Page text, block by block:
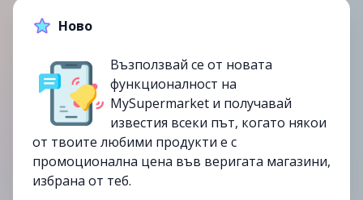
5.69лв.
изтекла
Ново
Възползвай се от новата
функционалност на
MySupermarket и получавай
известия всеки път, когато някои
от твоите любими продукти е с
промоционална цена във веригата магазини,
избрана от теб.